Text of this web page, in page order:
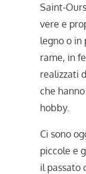
Saint-
vere e
legno o in
rame, in
realizzati
che
hobby.
Ci sono
piccole e
il passato